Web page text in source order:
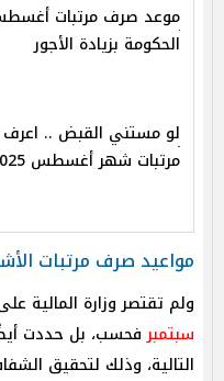
الحكومة بزيادة الأجور
لو مستني القبض ..
مرتبات شهر أغسطس 2025
مواعيد صرف مرتبات
ولم تقتصر وزارة المالية
سبتمبرفحسب، بل حددت
التالية، وذلك لتحقيق